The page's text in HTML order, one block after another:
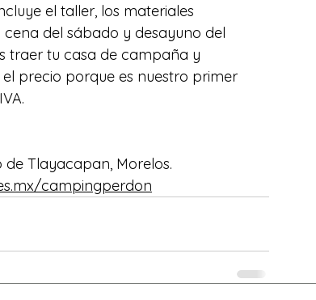
el taller, los materiales
del sábado y desayuno del
traer tu casa de campaña y
precio porque es nuestro primer
de Tlayacapan, Morelos.
campingperdon